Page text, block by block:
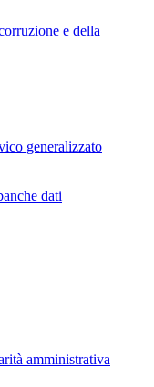
e della
generalizzato
dati
amministrativa